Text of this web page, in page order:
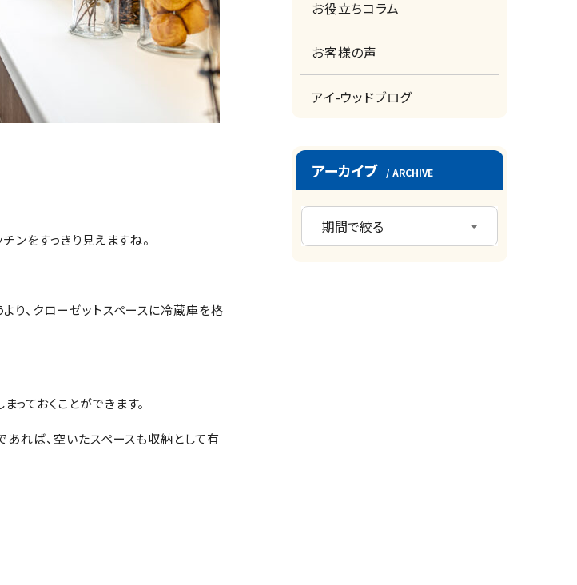
ンをすっきり見えますね。
り、クローゼットスペースに冷蔵庫を格
ておくことができます。
あれば、空いたスペースも収納として有
お役立ちコラム
お客様の声
アイ-ウッドブログ
アーカイブ / ARCHIVE